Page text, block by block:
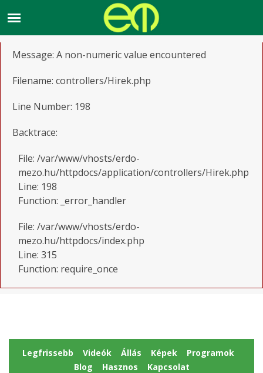
A PHP Error was encountered
Message: A non-numeric value encountered
Filename: controllers/Hirek.php
Line Number: 198
Backtrace:
File: /var/www/vhosts/erdo-
mezo.hu/httpdocs/application/controllers/Hirek.php
Line: 198
Function: _error_handler
File: /var/www/vhosts/erdo-
mezo.hu/httpdocs/index.php
Line: 315
Function: require_once
Legfrissebb Videók Állás Képek
Programok
Blog
Hasznos Kapcsolat